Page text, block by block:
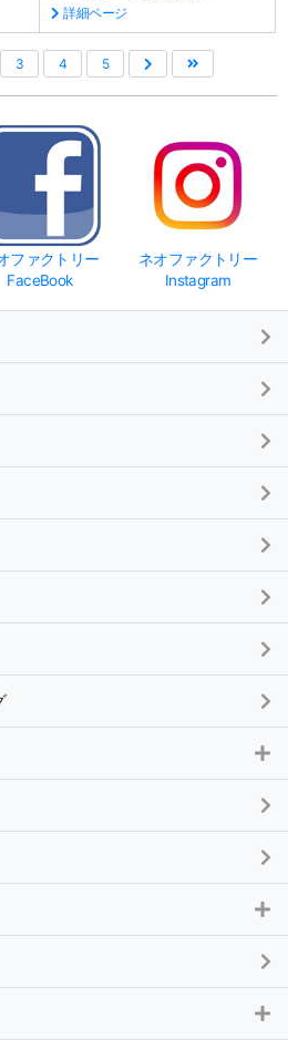
詳細ページ
3 4 5
ファクトリー
FaceBook
ネオファクトリー
Instagram